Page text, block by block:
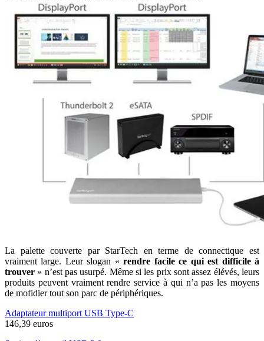
La palette couverte par StarTech en terme de connectique est
vraiment large. Leur slogan «rendre facile ce qui est difficile à
trouver » n’est pas usurpé. Même si les prix sont assez élévés, leurs
produits peuvent vraiment rendre service à qui n’a pas les moyens
de mofidier tout son parc de périphériques.
Adaptateur multiport USB Type-C
146,39 euros